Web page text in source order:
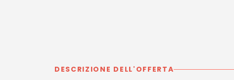
DESCRIZIONE DELL'OFFERTA